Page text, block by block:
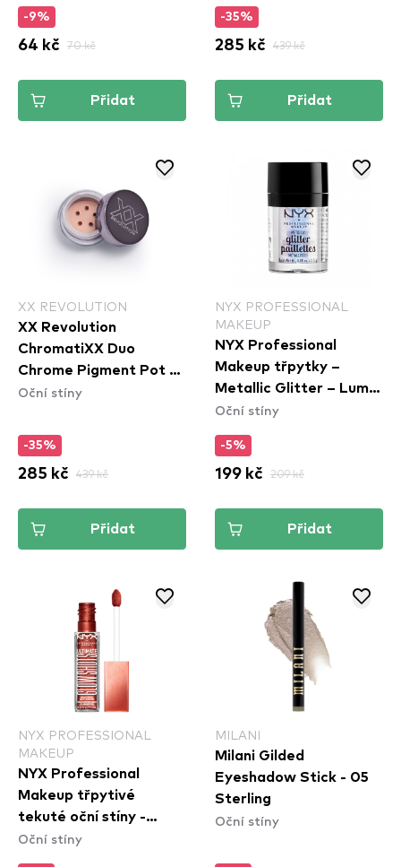
-9%
64 kč 70 kč
Přidat
-35%
285 kč 439 kč
Přidat
XX REVOLUTION
XX Revolution
ChromatiXX Duo
Chrome Pigment Pot -
Charge
Oční stíny
-35%
285 kč 439 kč
Přidat
NYX PROFESSIONAL
MAKEUP
NYX Professional
Makeup třpytky –
Metallic Glitter – Lumi-
Lite (MGLI05)
Oční stíny
-5%
199 kč 209 kč
Přidat
NYX PROFESSIONAL
MAKEUP
NYX Professional
Makeup třpytivé
tekuté oční stíny -
Ultimate Glow Shots -
Oční stíny
MILANI
Milani Gilded
Eyeshadow Stick - 05
Sterling
Oční stíny